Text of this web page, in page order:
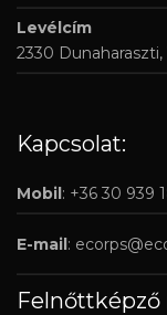
Levélcím
2330
Kapcsolat:
Mobil: +36 30 939
E-mail:
Felnőttképző